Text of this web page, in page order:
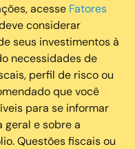
acesse Fatores
considerar
seus investimentos à
necessidades de
perfil de risco ou
que você
para se informar
geral e sobre a
Questões fiscais ou